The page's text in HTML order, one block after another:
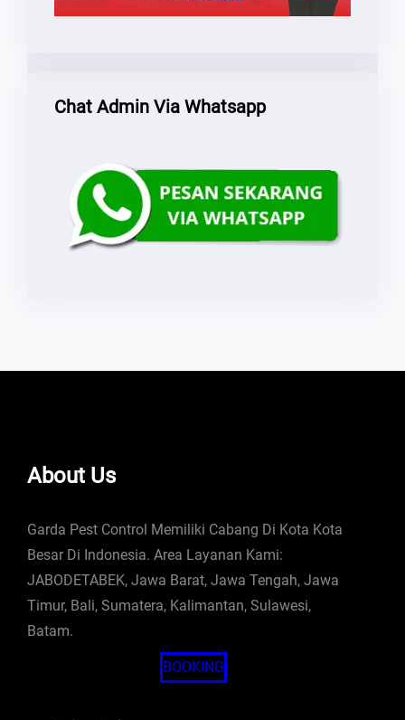
Chat Admin Via Whatsapp
About Us
Garda Pest Control Memiliki Cabang Di Kota Kota
Besar Di Indonesia. Area Layanan Kami:
JABODETABEK, Jawa Barat, Jawa Tengah, Jawa
Timur, Bali, Sumatera, Kalimantan, Sulawesi,
Batam.
BOOKING